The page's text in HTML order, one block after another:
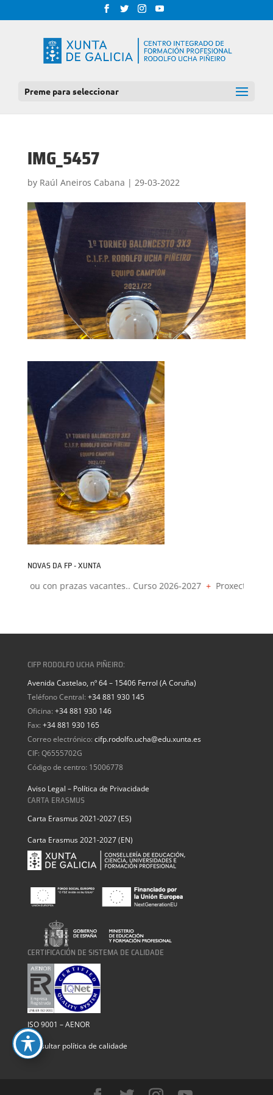
Preme para seleccionar
IMG_5457
by Raúl Aneiros Cabana | 29-03-2022
NOVAS DA FP - XUNTA
ou con prazas vacantes.. Curso 2026-2027+ Proxectos de
CIFP RODOLFO UCHA PIÑEIRO:
Avenida Castelao, nº 64 – 15406 Ferrol (A Coruña)
Teléfono Central: +34 881 930 145
Oficina: +34 881 930 146
Fax: +34 881 930 165
Correo electrónico: cifp.rodolfo.ucha@edu.xunta.es
CIF: Q6555702G
Código de centro: 15006778
Aviso Legal – Política de Privacidade
CARTA ERASMUS
Carta Erasmus 2021-2027 (ES)
Carta Erasmus 2021-2027 (EN)
CERTIFICACIÓN DE SISTEMA DE CALIDADE
ISO 9001 – AENOR
Consultar política de calidade